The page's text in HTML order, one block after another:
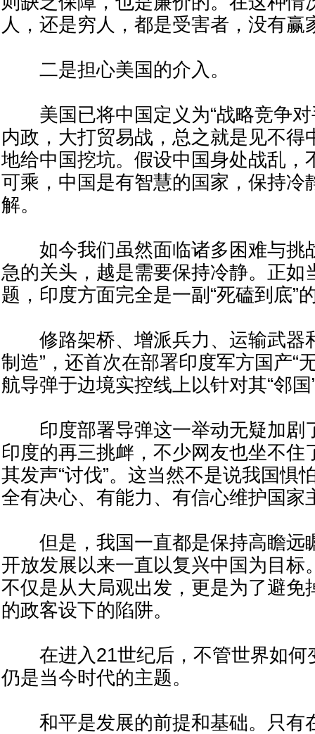
人，还是穷人，都是受害者，没有赢
二是担心美国的介入。
美国已将中国定义为“战略竞争对
内政，大打贸易战，总之就是见不得
地给中国挖坑。假设中国身处战乱，
可乘，中国是有智慧的国家，保持冷
解。
如今我们虽然面临诸多困难与挑
急的关头，越是需要保持冷静。正如
题，印度方面完全是一副“死磕到底”
修路架桥、增派兵力、运输武器
制造”，还首次在部署印度军方国产“
航导弹于边境实控线上以针对其“邻国
印度部署导弹这一举动无疑加剧
印度的再三挑衅，不少网友也坐不住
其发声“讨伐”。这当然不是说我国惧
全有决心、有能力、有信心维护国家
但是，我国一直都是保持高瞻远
开放发展以来一直以复兴中国为目标
不仅是从大局观出发，更是为了避免
的政客设下的陷阱。
在进入21世纪后，不管世界如何
仍是当今时代的主题。
和平是发展的前提和基础。只有